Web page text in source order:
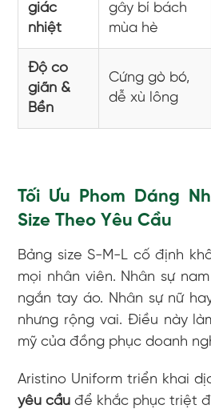
giác
nhiệt
gây bí bách
mùa hè
Độ co
giãn &
Bền
Cứng gò bó,
dễ xù lông
Tối Ưu Phom Dáng
Size Theo Yêu Cầu
Bảng size S-M-L cố định
mọi nhân viên. Nhân sự
ngắn tay áo. Nhân sự nữ
nhưng rộng vai. Điều này
mỹ của đồng phục doanh
Aristino Uniform triển khai
yêu cầu để khắc phục triệt